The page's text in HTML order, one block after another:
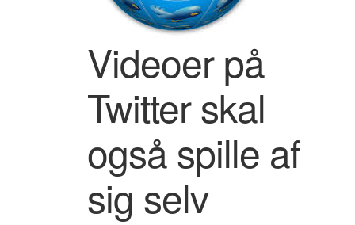
Videoer på
Twitter skal
også spille af
sig selv